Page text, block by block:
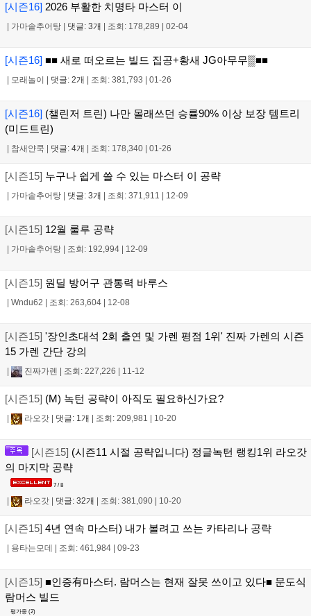
[시즌16] 2026 부활한 치명타 마스터 이
가마솥추어탕 댓글: 3개 조회: 178,289 02-04
[시즌16] ■■ 새로 떠오르는 빌드 집공+황새 JG아무무▒■■
모래놀이 댓글: 2개 조회: 381,793 01-26
[시즌16] (챌린저 트린) 나만 몰래쓰던 승률90% 이상 보장 템트리
(미드트린)
참새얀쿡 댓글: 4개 조회: 178,340 01-26
[시즌15] 누구나 쉽게 쓸 수 있는 마스터 이 공략
가마솥추어탕 댓글: 3개 조회: 371,911 12-09
[시즌15] 12월 룰루 공략
가마솥추어탕 조회: 192,994 12-09
[시즌15] 원딜 방어구 관통력 바루스
Wndu62 조회: 263,604 12-08
[시즌15] '장인초대석 2회 출연 및 가렌 평점 1위' 진짜 가렌의 시즌
15 가렌 간단 강의
진짜가렌 조회: 227,226 11-12
[시즌15] (M) 녹턴 공략이 아직도 필요하신가요?
라오갓 댓글: 1개 조회: 209,981 10-20
[시즌15] (시즌11 시절 공략입니다) 정글녹턴 랭킹1위 라오갓
의 마지막 공략
7 / 8
| 라오갓 | 댓글: 32개 | 조회: 381,090 | 10-20
[시즌15] 4년 연속 마스터) 내가 볼려고 쓰는 카타리나 공략
| 용타는모데 | 조회: 461,984 | 09-23
[시즌15] ■인증有마스터. 람머스는 현재 잘못 쓰이고 있다■ 문도식
람머스 빌드
평가중 (2)